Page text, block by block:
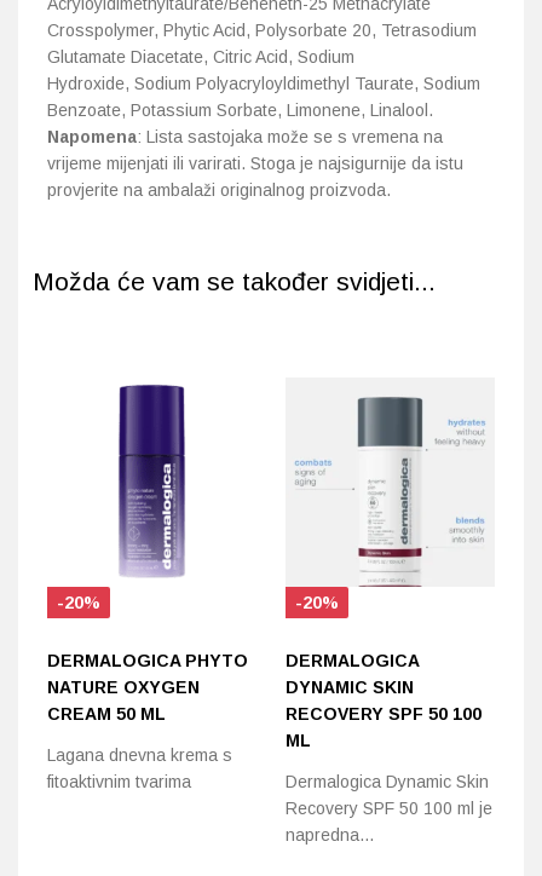
Crosspolymer, Phytic Acid, Polysorbate 20, Tetrasodium
Glutamate Diacetate, Citric Acid, Sodium
Hydroxide, Sodium Polyacryloyldimethyl Taurate, Sodium
Benzoate, Potassium Sorbate, Limonene, Linalool.
Napomena: Lista sastojaka može se s vremena na
vrijeme mijenjati ili varirati. Stoga je najsigurnije da istu
provjerite na ambalaži originalnog proizvoda.
Možda će vam se također svidjeti...
-20%
DERMALOGICA PHYTO
NATURE OXYGEN
CREAM 50 ML
Lagana dnevna krema s
fitoaktivnim tvarima
-20%
DERMALOGICA
DYNAMIC SKIN
RECOVERY SPF 50 100
ML
Dermalogica Dynamic Skin
Recovery SPF 50 100 ml je
napredna…